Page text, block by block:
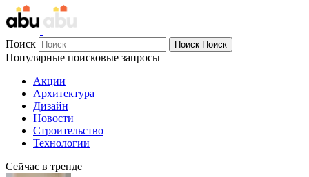
Поиск Поиск Поиск
Популярные поисковые запросы
Акции
Архитектура
Дизайн
Новости
Строительство
Технологии
Сейчас в тренде